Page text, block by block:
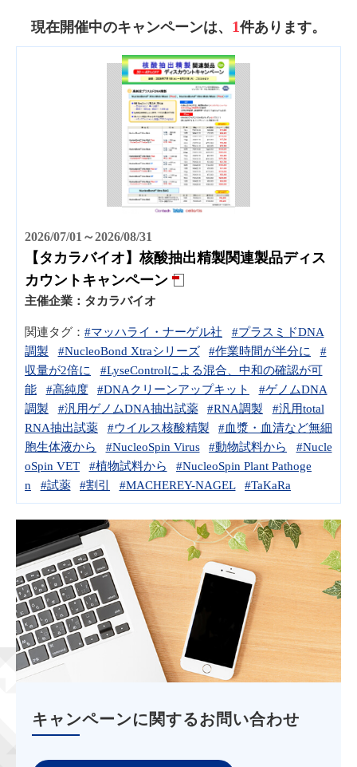
現在開催中のキャンペーンは、 1件あります。
2026/07/01～2026/08/31
【タカラバイオ】核酸抽出精製関連製品ディス
カウントキャンペーン
主催企業： タカラバイオ
関連タグ： #マッハライ・ナーゲル社
#プラスミドDNA
調製
#NucleoBond Xtraシリーズ #作業時間が半分に
#
収量が2倍に
#LyseControlによる混合、中和の確認が可
能
#高純度 #DNAクリーンアップキット
#ゲノムDNA
調製
#汎用ゲノムDNA抽出試薬 #RNA調製
#汎用total
RNA抽出試薬
#ウイルス核酸精製
#血漿・血清など無細
胞生体液から
#NucleoSpin Virus #動物試料から
#Nucle
oSpin VET
#植物試料から
#NucleoSpin Plant Pathoge
n
#試薬 #割引 #MACHEREY-NAGEL #TaKaRa
キャンペーンに関するお問い合わせ